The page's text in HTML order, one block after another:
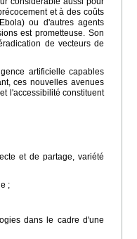
et à des coûts
ou d'autres agents
est prometteuse. Son
de vecteurs de
artificielle capables
ces nouvelles avenues
l'accessibilité constituent
et de partage, variété
;
dans le cadre d'une